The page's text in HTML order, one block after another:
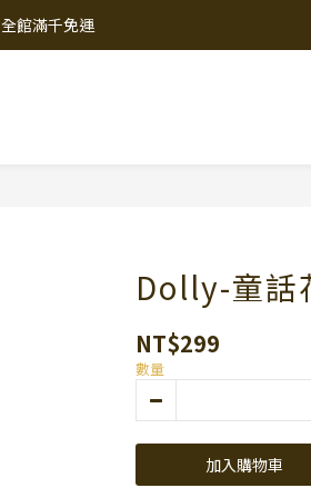
全館滿千免運
Dolly-童話
NT$299
數量
加入購物車